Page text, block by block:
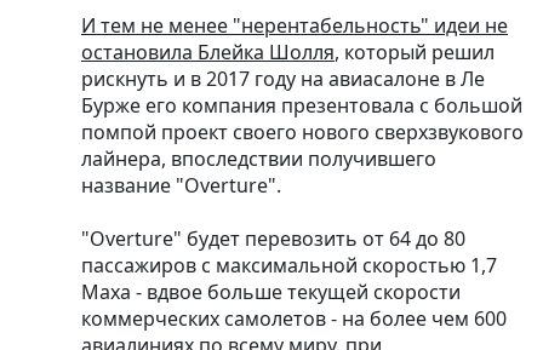
И тем не менее "нерентабельность" идеи не
остановила Блейка Шолля, который решил
рискнуть и в 2017 году на авиасалоне в Ле
Бурже его компания презентовала с большой
помпой проект своего нового сверхзвукового
лайнера, впоследствии получившего
название "Overture".
"Overture" будет перевозить от 64 до 80
пассажиров с максимальной скоростью 1,7
Маха - вдвое больше текущей скорости
коммерческих самолетов - на более чем 600